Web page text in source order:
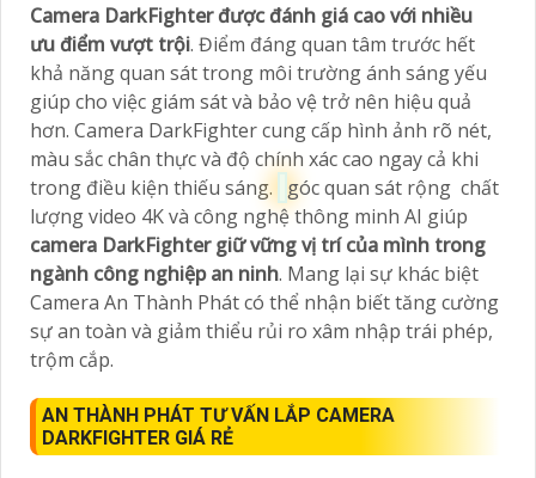
Camera DarkFighter được đánh giá cao với nhiều
ưu điểm vượt trội. Điểm đáng quan tâm trước hết
khả năng quan sát trong môi trường ánh sáng yếu
giúp cho việc giám sát và bảo vệ trở nên hiệu quả
hơn. Camera DarkFighter cung cấp hình ảnh rõ nét,
màu sắc chân thực và độ chính xác cao ngay cả khi
trong điều kiện thiếu sáng.
góc quan sát rộng chất
lượng video 4K và công nghệ thông minh AI giúp
camera DarkFighter giữ vững vị trí của mình trong
ngành công nghiệp an ninh. Mang lại sự khác biệt
Camera An Thành Phát có thể nhận biết tăng cường
sự an toàn và giảm thiểu rủi ro xâm nhập trái phép,
trộm cắp.
AN THÀNH PHÁT TƯ VẤN LẮP CAMERA
DARKFIGHTER GIÁ RẺ